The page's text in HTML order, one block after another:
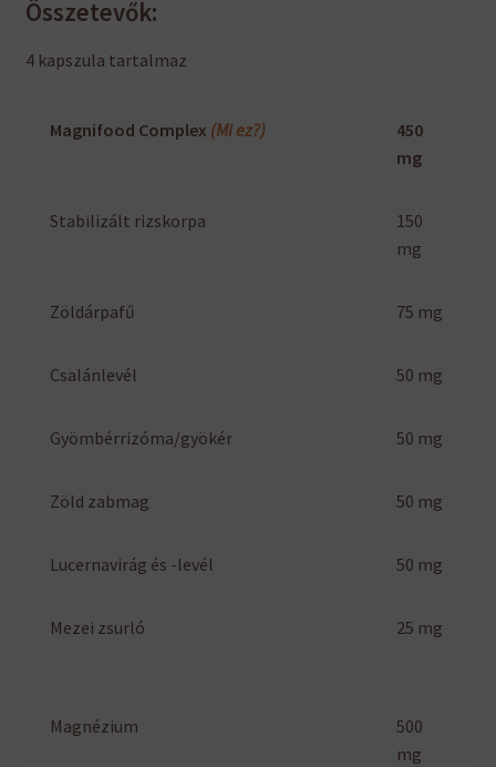
Összetevők:
4 kapszula tartalmaz
Magnifood Complex (Mi ez?)
450
mg
Stabilizált rizskorpa
150
mg
Zöldárpafű 75 mg
Csalánlevél 50 mg
Gyömbérrizóma/gyökér 50 mg
Zöld zabmag 50 mg
Lucernavirág és -levél 50 mg
Mezei zsurló 25 mg
Magnézium
500
mg